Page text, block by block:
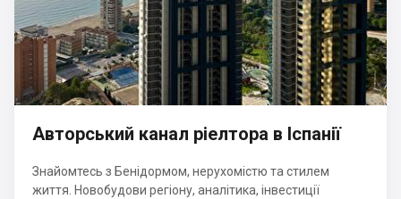
Авторський канал ріелтора в Іспанії
Знайомтесь з Бенідормом, нерухомістю та стилем
життя. Новобудови регіону, аналітика, інвестиції